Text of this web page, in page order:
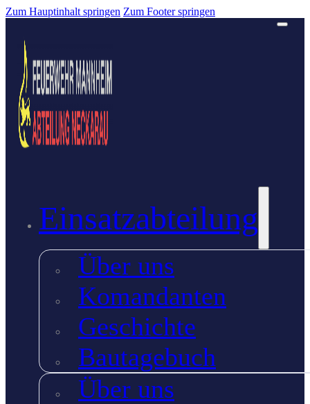
Zum Hauptinhalt springen Zum Footer springen
Einsatzabteilung
Über uns
Komandanten
Geschichte
Bautagebuch
Über uns